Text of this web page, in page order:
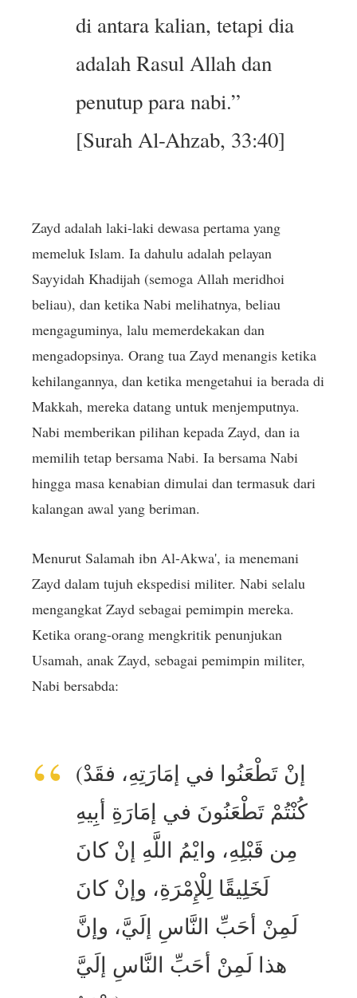
di antara kalian, tetapi dia
adalah Rasul Allah dan
penutup para nabi.”
[Surah Al-Ahzab, 33:40]
Zayd adalah laki-laki dewasa pertama yang
memeluk Islam. Ia dahulu adalah pelayan
Sayyidah Khadijah (semoga Allah meridhoi
beliau), dan ketika Nabi melihatnya, beliau
mengaguminya, lalu memerdekakan dan
mengadopsinya. Orang tua Zayd menangis ketika
kehilangannya, dan ketika mengetahui ia berada di
Makkah, mereka datang untuk menjemputnya.
Nabi memberikan pilihan kepada Zayd, dan ia
memilih tetap bersama Nabi. Ia bersama Nabi
hingga masa kenabian dimulai dan termasuk dari
kalangan awal yang beriman.
Menurut Salamah ibn Al-Akwa', ia menemani
Zayd dalam tujuh ekspedisi militer. Nabi selalu
mengangkat Zayd sebagai pemimpin mereka.
Ketika orang-orang mengkritik penunjukan
Usamah, anak Zayd, sebagai pemimpin militer,
Nabi bersabda:
(إنْ تَطْعَنُوا في إمَارَتِهِ، فقَدْ
كُنْتُمْ تَطْعَنُونَ في إمَارَةِ أبِيهِ
مِن قَبْلِهِ، وايْمُ اللَّهِ إنْ كانَ
لَخَلِيقًا لِلْإِمْرَةِ، وإنْ كانَ
لَمِنْ أحَبِّ النَّاسِ إلَيَّ، وإنَّ
هذا لَمِنْ أحَبِّ النَّاسِ إلَيَّ